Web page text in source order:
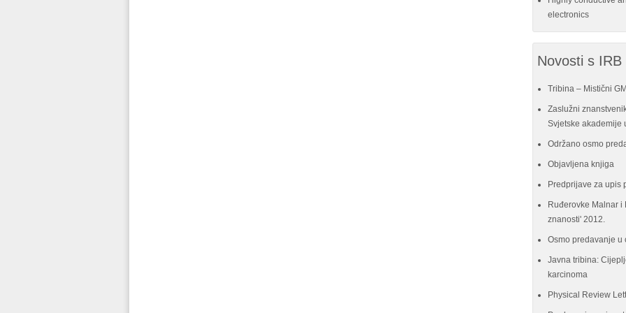
electronics
Novosti s IRB
Tribina – Mistični
Zaslužni
Svjetske akademije
Održano osmo
Objavljena knjiga
Predprijave za upis
Ruđerovke Malnar
znanosti' 2012.
Osmo predavanje u
Javna tribina:
karcinoma
Physical Review